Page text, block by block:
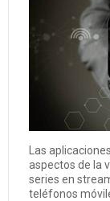
Las
aspectos de la
series en
teléfonos